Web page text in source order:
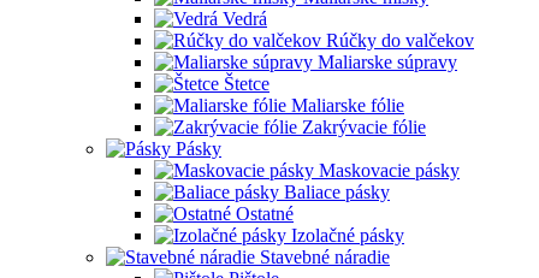
Vedrá
Rúčky do valčekov
Maliarske súpravy
Štetce
Maliarske fólie
Zakrývacie fólie
Pásky
Maskovacie pásky
Baliace pásky
Ostatné
Izolačné pásky
Stavebné náradie